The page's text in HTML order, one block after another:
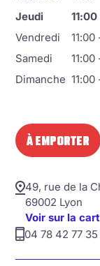
À EMPORTER
Jeudi
Vendredi
Samedi
Dimanche
49, rue de la
69002 Lyon
Voir sur la
04 78 42 77 35